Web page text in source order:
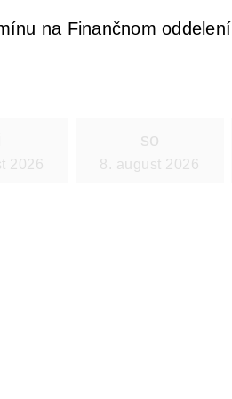
na Finančnom oddelení
2026
so
8. august 2026